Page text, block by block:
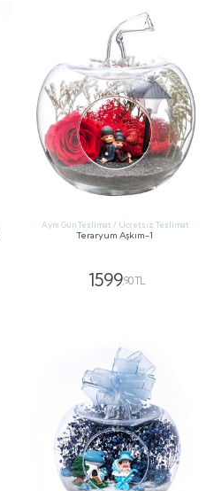
Aynı Gün Teslimat / Ücretsiz Teslimat
Teraryum Aşkım-1
1599,90 TL